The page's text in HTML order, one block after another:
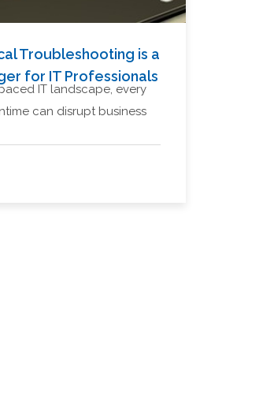
Troubleshooting is a
for IT Professionals
IT landscape, every
can disrupt business